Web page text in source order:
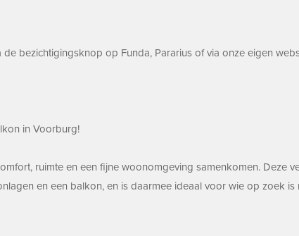
bezichtigingsknop op Funda, Pararius of via onze eigen
in Voorburg!
ruimte en een fijne woonomgeving samenkomen. Deze
en een balkon, en is daarmee ideaal voor wie op zoek